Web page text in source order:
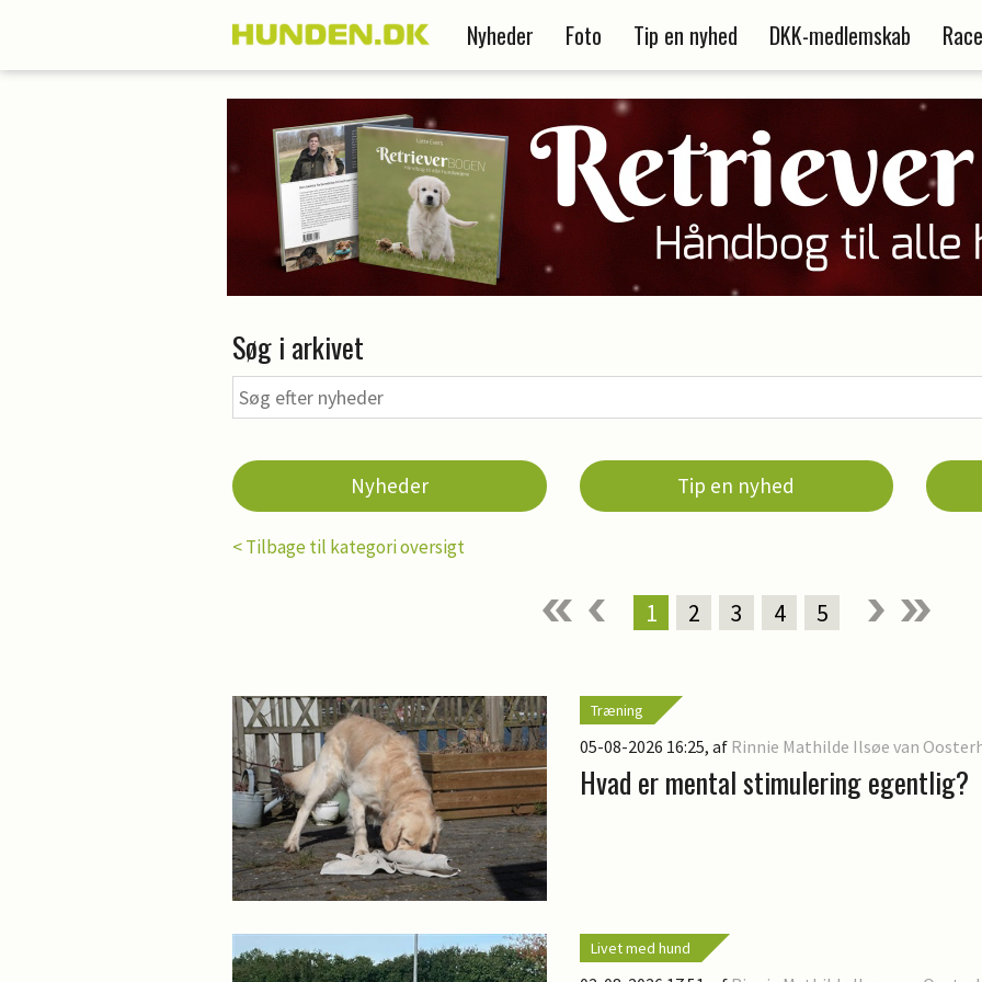
Nyheder Foto Tip en nyhed DKK-medlemskab
Søg i arkivet
Nyheder Tip en nyhed
< Tilbage til kategori oversigt
1 2 3 4 5
Træning
05-08-2026 16:25, af Rinnie Mathilde Ilsøe van
Hvad er mental stimulering egentlig?
Livet med hund